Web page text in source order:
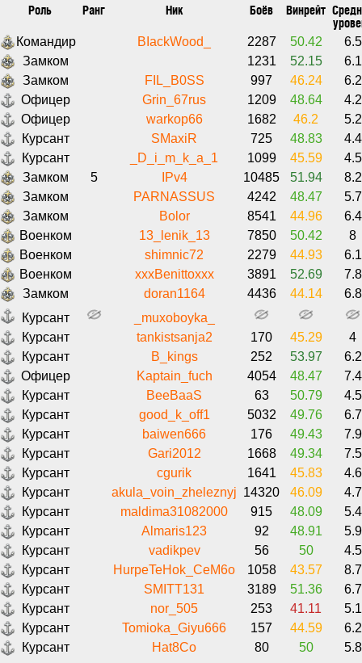
Роль Ранг Ник Боёв Винрейт
Командир BIackWood_ 2287 50.42
6.5
Замком
1231 52.15
6.1
Замком
FIL_B0SS 997 46.24
6.2
Офицер
Grin_67rus 1209 48.64
4.2
Офицер
warkop66 1682 46.2
5.2
Курсант
SMaxiR 725 48.83
4.4
Курсант
_D_i_m_k_a_1 1099 45.59
4.5
Замком
5 IPv4 10485 51.94
8.2
Замком
PARNASSUS 4242 48.47
5.7
Замком
Bolor 8541 44.96
6.4
Военком
13_lenik_13 7850 50.42
8
Военком
shimnic72 2279 44.93
6.1
Военком
xxxBenittoxxx 3891 52.69
7.8
Замком
doran1164 4436 44.14
6.8
Курсант
_muxoboyka_
Курсант
tankistsanja2 170 45.29
4
Курсант
B_kings 252 53.97
6.2
Офицер
Kaptain_fuch 4054 48.47
7.4
Курсант
BeeBaaS 63 50.79
4.5
Курсант
good_k_off1 5032 49.76
6.7
Курсант
baiwen666 176 49.43
7.9
Курсант
Gari2012 1668 49.34
7.5
Курсант
cgurik 1641 45.83
4.6
Курсант
akula_voin_zheleznyj 14320 46.09
4.7
Курсант
maldima31082000 915 48.09
5.4
Курсант
Almaris123 92 48.91
5.9
Курсант
vadikpev 56 50
4.5
Курсант
HurpeTeHok_CeM6o 1058 43.57
8.7
Курсант
SMITT131 3189 51.36
6.7
Курсант
nor_505 253 41.11
5.1
Курсант
Tomioka_Giyu666 157 44.59
6.2
Курсант
Hat8Co 80 50 5.8